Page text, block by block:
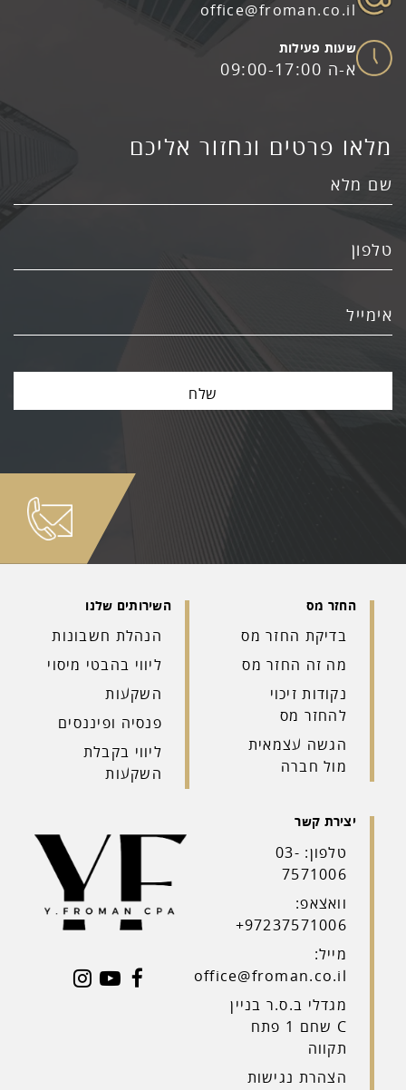
צרו איתנו קשר
office@froman.co.il
א-ה 09:00-17:00
ונחזור אליכם
בדיקת החזר מס
מה זה החזר מס
נקודות זיכוי
להחזר מס
הגשה עצמאית
מול חברה
הנהלת חשבונות
ליווי בהבטי מיסוי
השקעות
פנסיה ופיננסים
ליווי בקבלת
השקעות
טלפון: 03-
7571006
וואצאפ:
97237571006+
מייל:
office@froman.co.il
מגדלי ב.ס.ר בניין
C שחם 1 פתח
תקווה
הצהרת נגישות